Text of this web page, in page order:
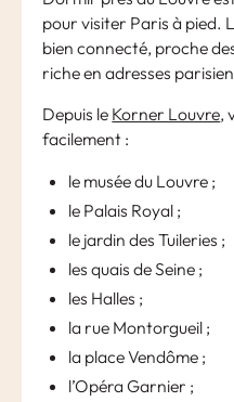
pour visiter Paris à pied.
bien connecté, proche
riche en adresses
Depuis le Korner Louvre,
facilement :
le musée du Louvre ;
le Palais Royal ;
le jardin des Tuileries ;
les quais de Seine ;
les Halles ;
la rue Montorgueil ;
la place Vendôme ;
l’Opéra Garnier ;